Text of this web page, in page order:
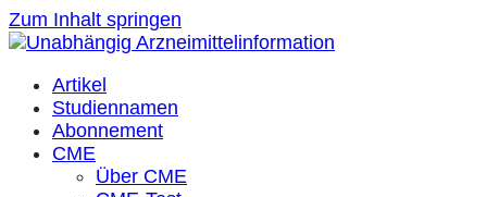
Zum Inhalt springen
Artikel
Studiennamen
Abonnement
CME
Über CME